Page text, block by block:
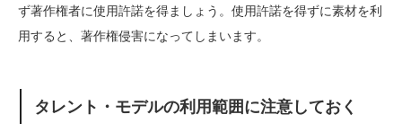
ず著作権者に使用許諾を得ましょう。使用許諾を得ずに素材を利
用すると、著作権侵害になってしまいます。
タレント・モデルの利用範囲に注意しておく